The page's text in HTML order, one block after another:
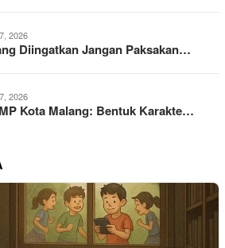
2026
Diingatkan Jangan Paksakan…
2026
Kota Malang: Bentuk Karakte…